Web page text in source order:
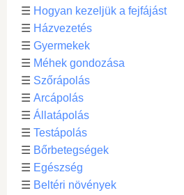
☰ Hogyan kezeljük a fejfájást
☰ Házvezetés
☰ Gyermekek
☰ Méhek gondozása
☰ Szőrápolás
☰ Arcápolás
☰ Állatápolás
☰ Testápolás
☰ Bőrbetegségek
☰ Egészség
☰ Beltéri növények